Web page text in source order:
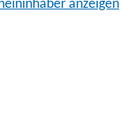
anzeigen